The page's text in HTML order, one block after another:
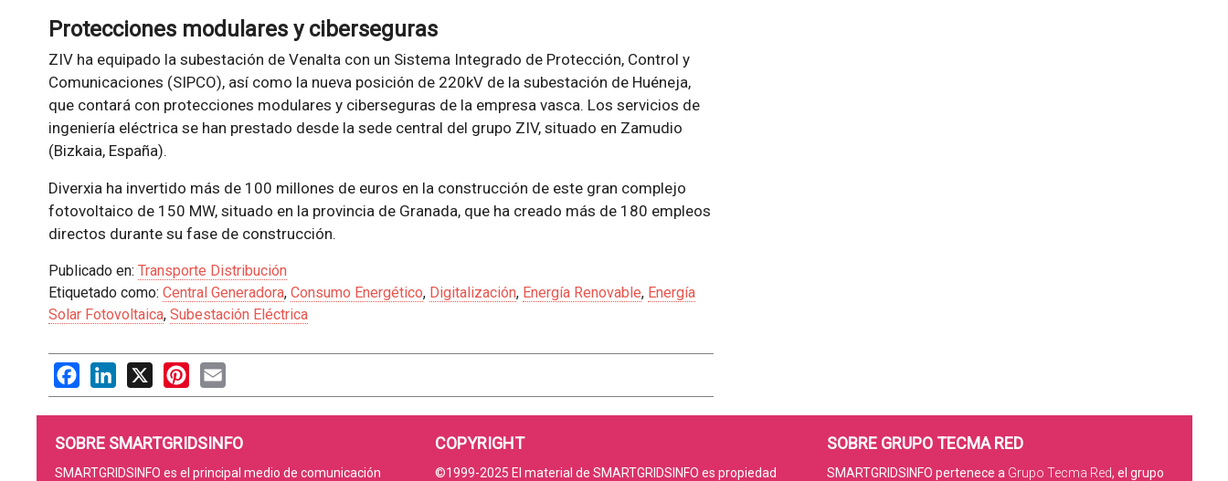
Protecciones modulares y ciberseguras
ZIV ha equipado la subestación de Venalta con un Sistema Integrado de Protección, Control y
Comunicaciones (SIPCO), así como la nueva posición de 220kV de la subestación de Huéneja,
que contará con protecciones modulares y ciberseguras de la empresa vasca. Los servicios de
ingeniería eléctrica se han prestado desde la sede central del grupo ZIV, situado en Zamudio
(Bizkaia, España).
Diverxia ha invertido más de 100 millones de euros en la construcción de este gran complejo
fotovoltaico de 150 MW, situado en la provincia de Granada, que ha creado más de 180 empleos
directos durante su fase de construcción.
Publicado en: Transporte Distribución
Etiquetado como: Central Generadora, Consumo Energético, Digitalización, Energía Renovable, Energía
Solar Fotovoltaica, Subestación Eléctrica
FacebookLinkedIn
X PinterestEmail
SOBRE SMARTGRIDSINFO
SMARTGRIDSINFO es el principal medio de comunicación
COPYRIGHT
©1999-2025 El material de SMARTGRIDSINFO es propiedad
SOBRE GRUPO TECMA RED
SMARTGRIDSINFO pertenece a Grupo Tecma Red, el grupo